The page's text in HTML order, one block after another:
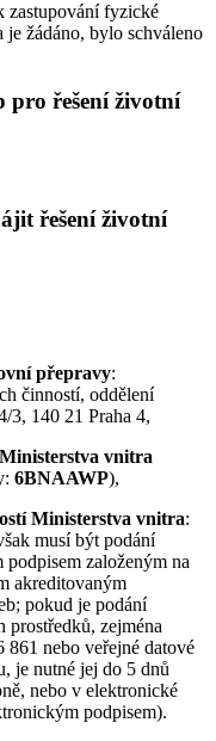
zastupování fyzické
žádáno, bylo schváleno
pro řešení životní
řešení životní
přepravy:
činností, oddělení
3, 140 21 Praha 4,
vnitra
6BNAAWP),
Ministerstva vnitra:
musí být podání
založeným na
akreditovaným
pokud je podání
zejména
nebo veřejné datové
je nutné jej do 5 dnů
nebo v elektronické
podpisem).